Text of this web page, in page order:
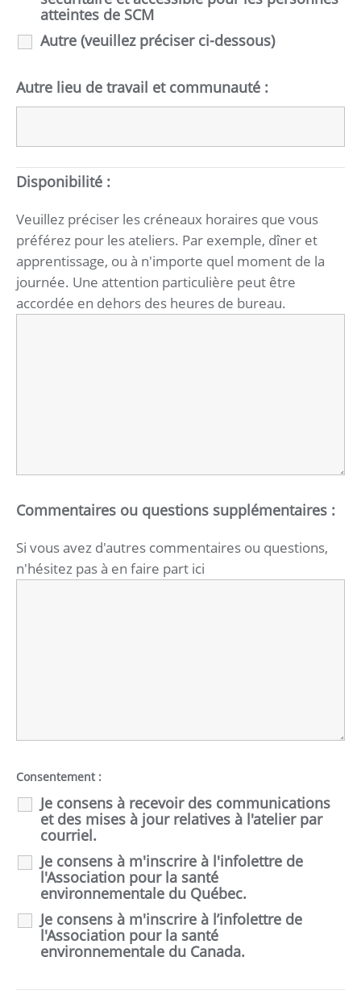
atteintes de SCM
Autre (veuillez préciser ci-dessous)
Autre lieu de travail et communauté :
Disponibilité :
Veuillez préciser les créneaux horaires que vous
préférez pour les ateliers. Par exemple, dîner et
apprentissage, ou à n'importe quel moment de la
journée. Une attention particulière peut être
accordée en dehors des heures de bureau.
Commentaires ou questions supplémentaires :
Si vous avez d'autres commentaires ou questions,
n'hésitez pas à en faire part ici
Consentement :
Je consens à recevoir des communications
et des mises à jour relatives à l'atelier par
courriel.
Je consens à m'inscrire à l'infolettre de
l'Association pour la santé
environnementale du Québec.
Je consens à m'inscrire à l’infolettre de
l'Association pour la santé
environnementale du Canada.